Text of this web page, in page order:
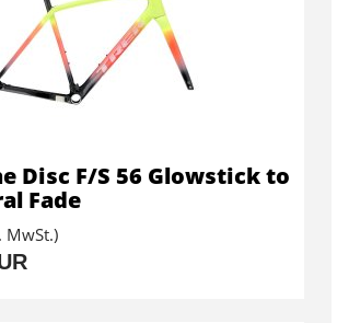
Disc F/S 56 Glowstick to
Fade
MwSt.)